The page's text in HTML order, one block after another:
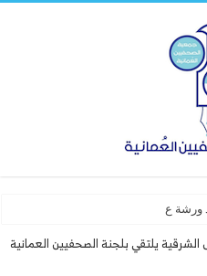
ورشة عمل “أساسيات الت
يلتقي بلجنة الصحفيين العمانية